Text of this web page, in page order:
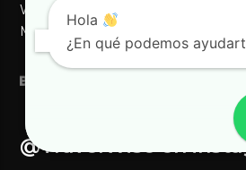
WSP:
(351) 373 - 3054
MAIL:
ventas1@travelwisenet.com
@TravelWise en
Hola
¿En qué podemos